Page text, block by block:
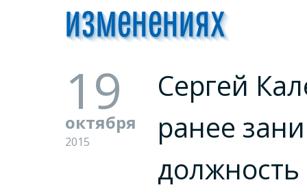
изменениях
19
октября
2015
Сергей
ранее